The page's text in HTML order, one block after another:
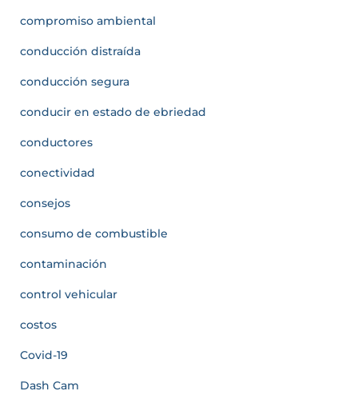
compromiso ambiental
conducción distraída
conducción segura
conducir en estado de ebriedad
conductores
conectividad
consejos
consumo de combustible
contaminación
control vehicular
costos
Covid-19
Dash Cam